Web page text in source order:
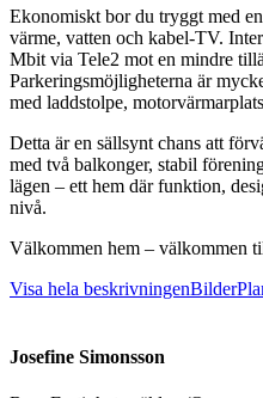
Ekonomiskt bor du tryggt med
värme, vatten och kabel-TV.
Mbit via Tele2 mot en mindre
Parkeringsmöjligheterna är
med laddstolpe,
Detta är en sällsynt chans att
med två balkonger, stabil
lägen – ett hem där funktion,
nivå.
Välkommen hem – välkommen
Visa hela beskrivningenBilder
Josefine Simonsson